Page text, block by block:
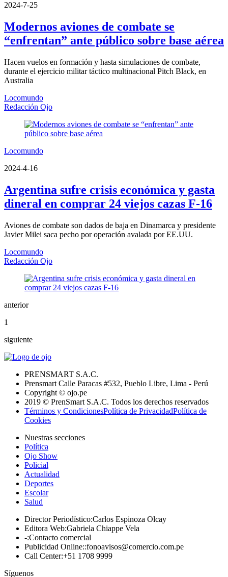
2024-7-25
Modernos aviones de combate se
“enfrentan” ante público sobre base aérea
Hacen vuelos en formación y hasta simulaciones de combate,
durante el ejercicio militar táctico multinacional Pitch Black, en
Australia
Locomundo
Redacción Ojo
Locomundo
2024-4-16
Argentina sufre crisis económica y gasta
dineral en comprar 24 viejos cazas F-16
Aviones de combate son dados de baja en Dinamarca y presidente
Javier Milei saca pecho por operación avalada por EE.UU.
Locomundo
Redacción Ojo
anterior
1
siguiente
PRENSMART S.A.C.
Prensmart Calle Paracas #532, Pueblo Libre, Lima - Perú
Copyright © ojo.pe
2019 © PrenSmart S.A.C. Todos los derechos reservados
Términos y CondicionesPolítica de PrivacidadPolítica de
Cookies
Nuestras secciones
Política
Ojo Show
Policial
Actualidad
Deportes
Escolar
Salud
Director Periodístico:Carlos Espinoza Olcay
Editora Web:Gabriela Chiappe Vela
-:Contacto comercial
Publicidad Online::fonoavisos@comercio.com.pe
Call Center:+51 1708 9999
Síguenos